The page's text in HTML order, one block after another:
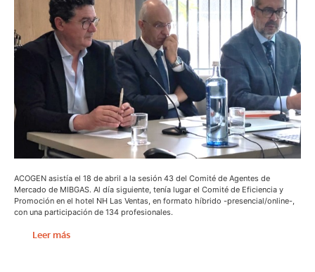
ACOGEN asistía el 18 de abril a la sesión 43 del Comité de Agentes de
Mercado de MIBGAS. Al día siguiente, tenía lugar el Comité de Eficiencia y
Promoción en el hotel NH Las Ventas, en formato híbrido -presencial/online-,
con una participación de 134 profesionales.
Leer más